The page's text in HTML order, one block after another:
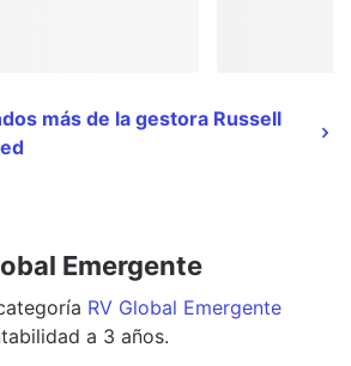
más de la gestora Russell
Emergente
RV Global Emergente
a 3 años.